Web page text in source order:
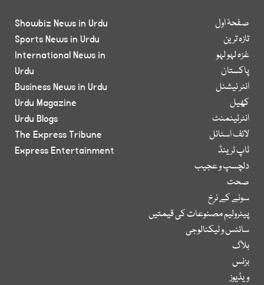
صفحۂ اول
تازہ ترین
غزہ لہو لہو
پاکستان
انٹر نیشنل
کھیل
انٹرٹینمنٹ
لائف اسٹائل
ٹاپ ٹرینڈ
دلچسپ و عجیب
صحت
سونے کے نرخ
پیٹرولیم مصنوعات کی قیمتیں
سائنس و ٹیکنالوجی
بلاگ
بزنس
ویڈیوز
Showbiz News in Urdu
Sports News in Urdu
International News in
Urdu
Business News in Urdu
Urdu Magazine
Urdu Blogs
The Express Tribune
Express Entertainment